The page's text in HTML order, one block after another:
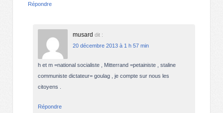
Répondre
musard dit :
20 décembre 2013 à 1 h 57 min
h et m =national socialiste , Mitterrand =petainiste , staline
communiste dictateur= goulag , je compte sur nous les
citoyens .
Répondre